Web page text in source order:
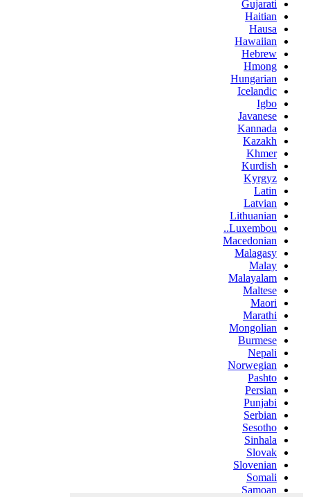
Gujarati
Haitian
Hausa
Hawaiian
Hebrew
Hmong
Hungarian
Icelandic
Igbo
Javanese
Kannada
Kazakh
Khmer
Kurdish
Kyrgyz
Latin
Latvian
Lithuanian
Luxembou..
Macedonian
Malagasy
Malay
Malayalam
Maltese
Maori
Marathi
Mongolian
Burmese
Nepali
Norwegian
Pashto
Persian
Punjabi
Serbian
Sesotho
Sinhala
Slovak
Slovenian
Somali
Samoan